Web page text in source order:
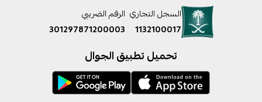
السجل التجاري
1132100017
الرقم الضريبي
301297871200003
تحميل تطبيق الجوال